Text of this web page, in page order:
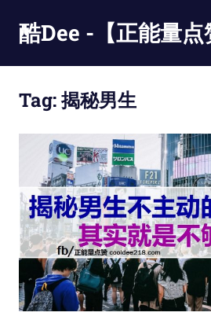
content
酷Dee -【正能量点
最
Tag:揭秘男生